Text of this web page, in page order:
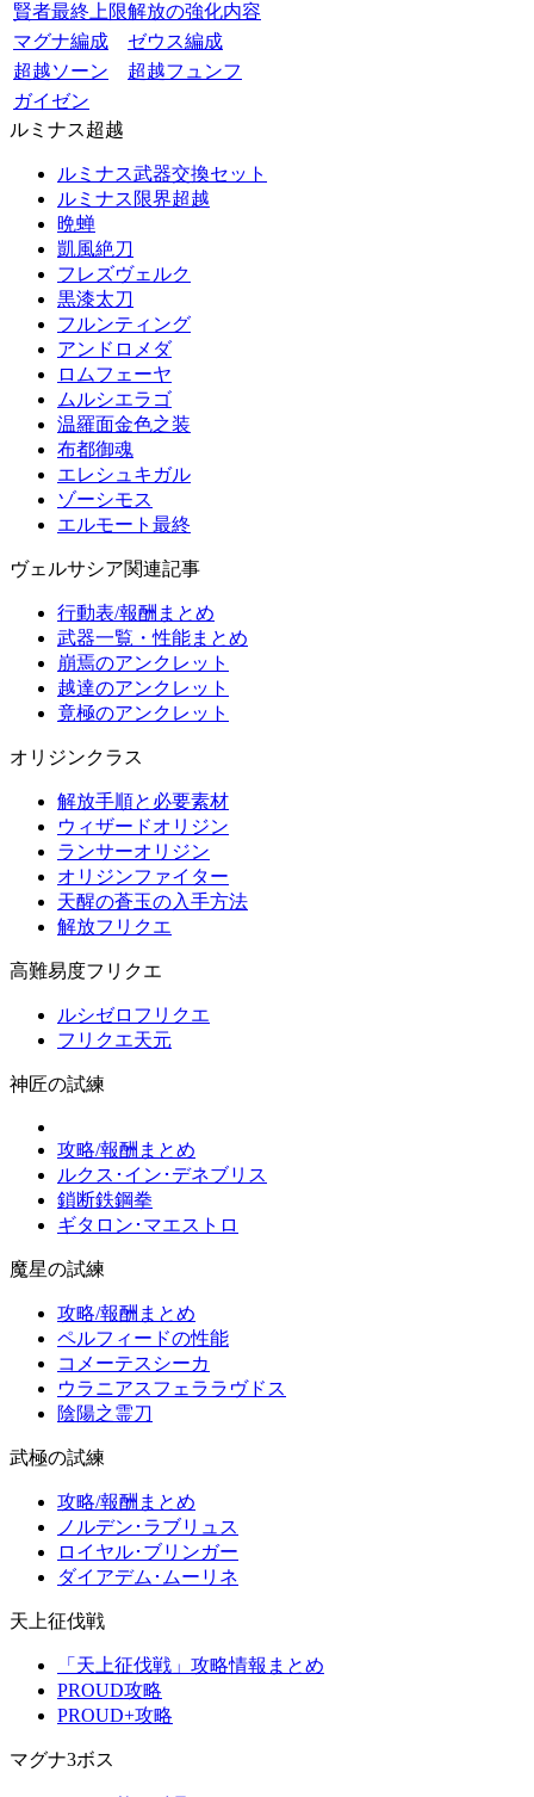
賢者最終上限解放の強化内容
マグナ編成
ゼウス編成
超越ソーン
超越フュンフ
ガイゼン
ルミナス超越
ルミナス武器交換セット
ルミナス限界超越
晩蝉
凱風絶刀
フレズヴェルク
黒漆太刀
フルンティング
アンドロメダ
ロムフェーヤ
ムルシエラゴ
温羅面金色之装
布都御魂
エレシュキガル
ゾーシモス
エルモート最終
ヴェルサシア関連記事
行動表/報酬まとめ
武器一覧・性能まとめ
崩焉のアンクレット
越達のアンクレット
竟極のアンクレット
オリジンクラス
解放手順と必要素材
ウィザードオリジン
ランサーオリジン
オリジンファイター
天醒の蒼玉の入手方法
解放フリクエ
高難易度フリクエ
ルシゼロフリクエ
フリクエ天元
神匠の試練
攻略/報酬まとめ
ルクス･イン･デネブリス
鎖断鉄鋼拳
ギタロン･マエストロ
魔星の試練
攻略/報酬まとめ
ペルフィードの性能
コメーテスシーカ
ウラニアスフェララヴドス
陰陽之霊刀
武極の試練
攻略/報酬まとめ
ノルデン･ラブリュス
ロイヤル･ブリンガー
ダイアデム･ムーリネ
天上征伐戦
「天上征伐戦」攻略情報まとめ
PROUD攻略
PROUD+攻略
マグナ3ボス